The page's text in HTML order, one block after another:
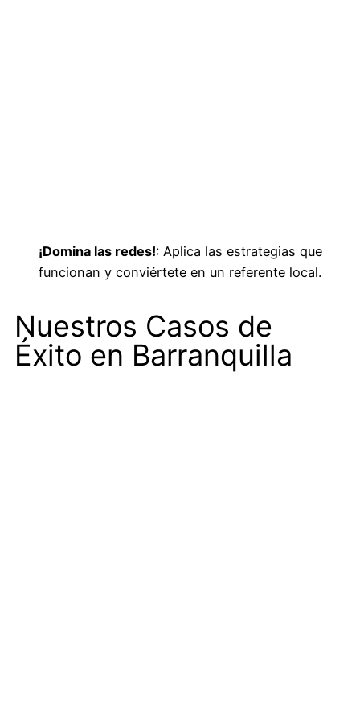
¡Domina las redes!: Aplica las estrategias que
funcionan y conviértete en un referente local.
Nuestros Casos de
Éxito en Barranquilla